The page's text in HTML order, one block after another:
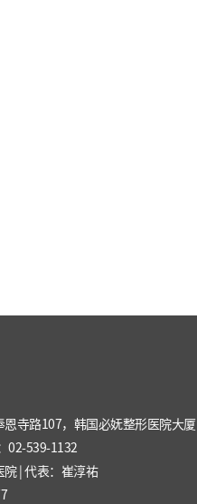
寺路107，韩国必妩整形医院大厦
02-539-1132
| 代表：崔淳祐